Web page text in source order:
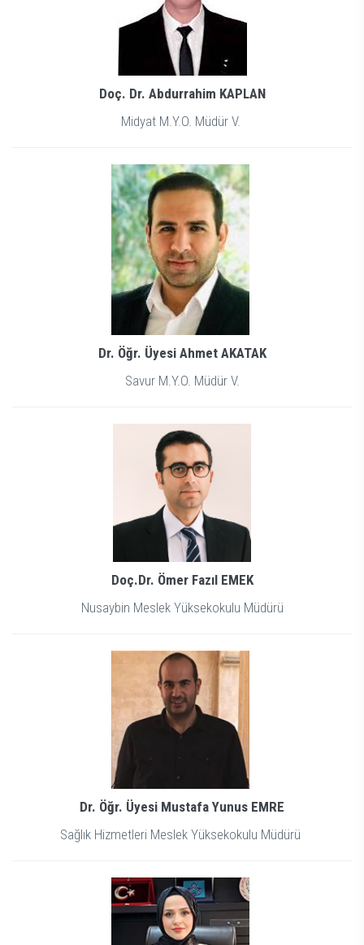
Doç. Dr. Abdurrahim KAPLAN
Midyat M.Y.O. Müdür V.
Dr. Öğr. Üyesi Ahmet AKATAK
Savur M.Y.O. Müdür V.
Doç.Dr. Ömer Fazıl EMEK
Nusaybin Meslek Yüksekokulu Müdürü
Dr. Öğr. Üyesi Mustafa Yunus EMRE
Sağlık Hizmetleri Meslek Yüksekokulu Müdürü